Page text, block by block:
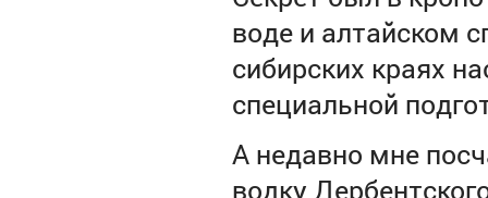
воде и алтайском
сибирских краях
специальной
А недавно мне
водку